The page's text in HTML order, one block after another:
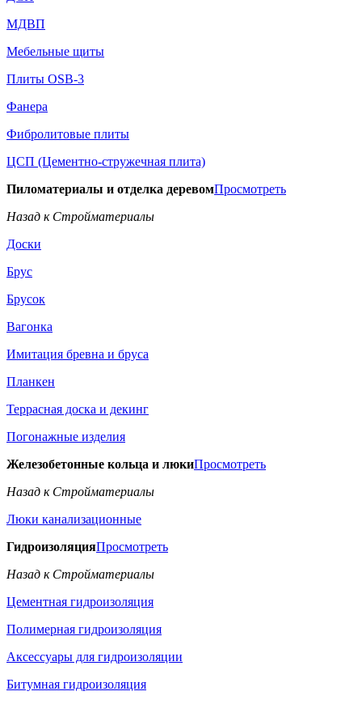
МДВП
Мебельные щиты
Плиты OSB-3
Фанера
Фибролитовые плиты
ЦСП (Цементно-стружечная плита)
Пиломатериалы и отделка деревомПросмотреть
Назад к Стройматериалы
Доски
Брус
Брусок
Вагонка
Имитация бревна и бруса
Планкен
Террасная доска и декинг
Погонажные изделия
Железобетонные кольца и люкиПросмотреть
Назад к Стройматериалы
Люки канализационные
ГидроизоляцияПросмотреть
Назад к Стройматериалы
Цементная гидроизоляция
Полимерная гидроизоляция
Аксессуары для гидроизоляции
Битумная гидроизоляция